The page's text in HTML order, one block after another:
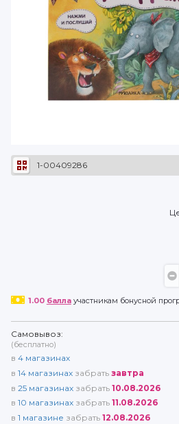
1-00409286
1.00 баллаучастникам бонусной
Самовывоз:
(бесплатно)
в 4 магазинах
в 14 магазинах забрать завтра
в 25 магазинах забрать 10.08.2026
в 10 магазинах забрать 11.08.2026
в 1 магазине забрать 12.08.2026